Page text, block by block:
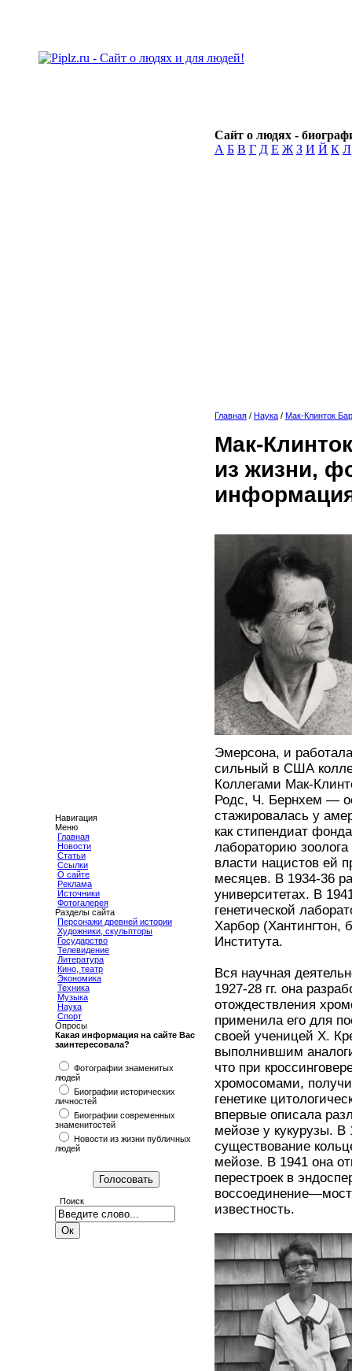
Сайт о людях -
А Б В Г Д Е Ж З И Й К Л
Навигация
Меню
Главная
Новости
Статьи
Ссылки
О сайте
Реклама
Источники
Фотогалерея
Разделы сайта
Персонажи древней истории
Художники, скульпторы
Государство
Телевидение
Литература
Кино, театр
Экономика
Техника
Музыка
Наука
Спорт
Опросы
Какая информация на сайте Вас
заинтересовала?
Фотографии знаменитых
людей
Биографии исторических
личностей
Биографии современных
знаменитостей
Новости из жизни публичных
людей
Поиск
Главная / Наука / Мак-Клинток
Мак-
из жизни,
Эмерсона, и
сильный в США
Коллегами Мак-
Родс, Ч. Бернхем —
стажировалась у
как стипендиат
лабораторию
власти нацистов ей
месяцев. В 1934-36
университетах. В
генетической
Харбор (Хантингтон,
Института.
Вся научная
1927-28 гг. она
отождествления
применила его для
своей ученицей Х.
выполнившим
что при
хромосомами,
генетике
впервые описала
мейозе у кукурузы. В
существование
мейозе. В 1941 она
перестроек в
известность.